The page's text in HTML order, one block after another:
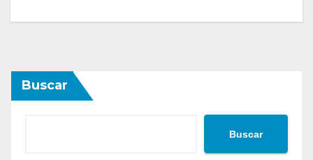
Buscar
Buscar